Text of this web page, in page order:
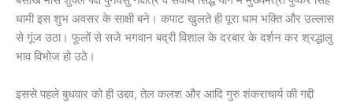
धामी इस शुभ अवसर के साक्षी बने। कपाट खुलते ही पूरा धाम भक्ति और उल्लास
से गूंज उठा। फूलों से सजे भगवान बद्री विशाल के दरबार के दर्शन कर श्रद्धालु
भाव विभोज हो उठे।
इससे पहले बुधवार को ही उद्दव, तेल कलश और आदि गुरु शंकराचार्य की गद्दी